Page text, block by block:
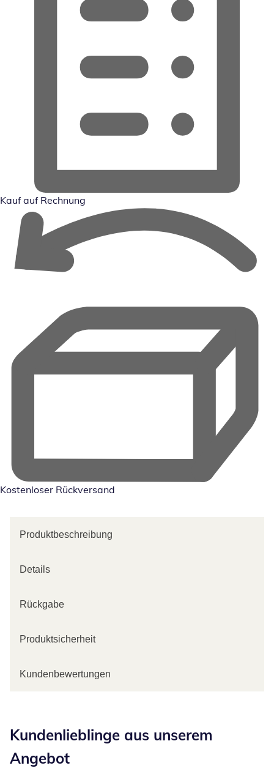
Kauf auf Rechnung
Kostenloser Rückversand
Produktbeschreibung
Details
Rückgabe
Produktsicherheit
Kundenbewertungen
Kundenlieblinge aus unserem
Angebot